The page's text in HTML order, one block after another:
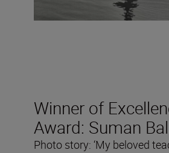
Winner of
Award: Suman
Photo story: ‘My beloved